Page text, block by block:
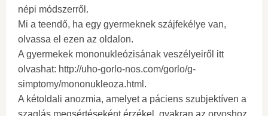
népi módszerről.
Mi a teendő, ha egy gyermeknek szájfekélye van,
olvassa el ezen az oldalon.
A gyermekek mononukleózisának veszélyeiről itt
olvashat: http://uho-gorlo-nos.com/gorlo/g-
simptomy/mononukleoza.html.
A kétoldali anozmia, amelyet a páciens szubjektíven a
szaglás megsértéseként érzékel, gyakran az orvoshoz